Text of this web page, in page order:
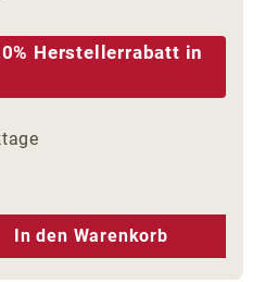
Herstellerrabatt in
Gib den
In den Warenkorb